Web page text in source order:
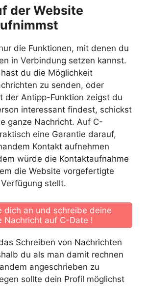
der Website
die Funktionen, mit denen du
in Verbindung setzen kannst.
du die Möglichkeit
zu senden, oder
der Antipp-Funktion zeigst du
interessant findest, schickst
ganze Nachricht. Auf C-
eine Garantie darauf,
Kontakt aufnehmen
würde die Kontaktaufnahme
die Website vorgefertigte
stellt.
dich an und schreibe deine
Nachricht auf C-Date !
Schreiben von Nachrichten
du als man damit rechnen
angeschrieben zu
sollte dein Profil möglichst